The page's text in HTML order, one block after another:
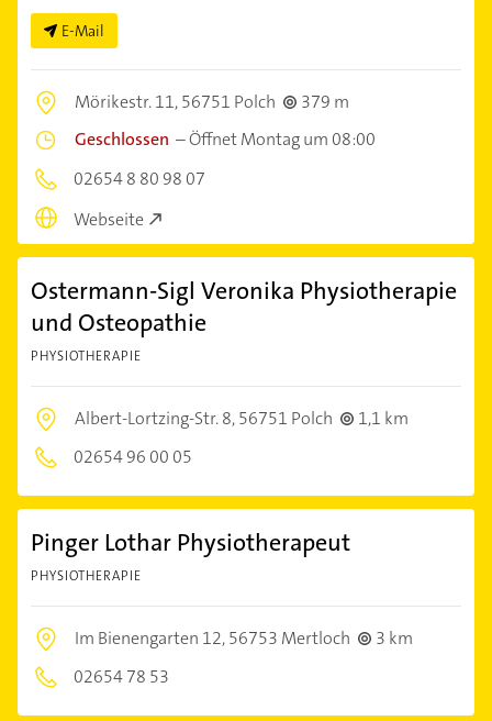
E-Mail
Mörikestr. 11,56751 Polch
379 m
Geschlossen –Öffnet Montag um 08:00
02654 8 80 98 07
Webseite
Ostermann-Sigl Veronika Physiotherapie
und Osteopathie
PHYSIOTHERAPIE
Albert-Lortzing-Str. 8,56751 Polch
1,1 km
02654 96 00 05
Pinger Lothar Physiotherapeut
PHYSIOTHERAPIE
Im Bienengarten 12,56753 Mertloch
3 km
02654 78 53